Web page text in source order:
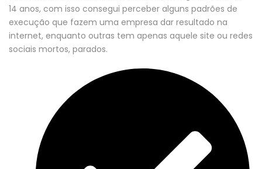
14 anos, com isso consegui perceber alguns padrões de
execução que fazem uma empresa dar resultado na
internet, enquanto outras tem apenas aquele site ou redes
sociais mortos, parados.